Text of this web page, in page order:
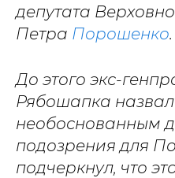
депутата
Петра Порошенко.
До этого экс-
Рябошапка
необоснованным
подозрения для
подчеркнул, что